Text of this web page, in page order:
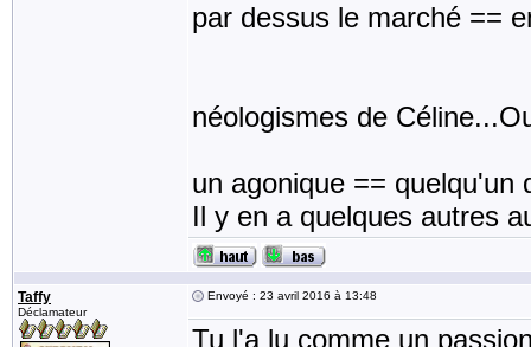
par dessus le marché ==
néologismes de
un agonique == quelqu'un
Il y en a quelques autres
Taffy
Déclamateur
Envoyé : 23 avril 2016 à 13:48
Tu l'a lu comme un